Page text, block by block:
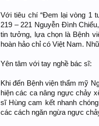
Với tiêu chí “Đem lại vòng 1
219 – 221 Nguyễn Đình
tin tưởng, lựa chọn là Bệnh
hoàn hảo chỉ có Việt Nam.
Yên tâm với tay nghề bác sĩ:
Khi đến Bệnh viện thẩm mỹ
hiện các ca nâng ngực chảy
sĩ Hùng cam kết nhanh
các cách ngăn ngừa ngực